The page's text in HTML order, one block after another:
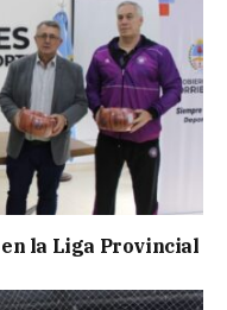
la Liga Provincial